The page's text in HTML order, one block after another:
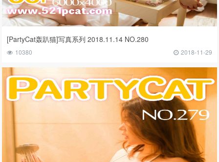
[PartyCat轰趴猫]写真系列 2018.11.14 NO.280
10380 2018-11-29